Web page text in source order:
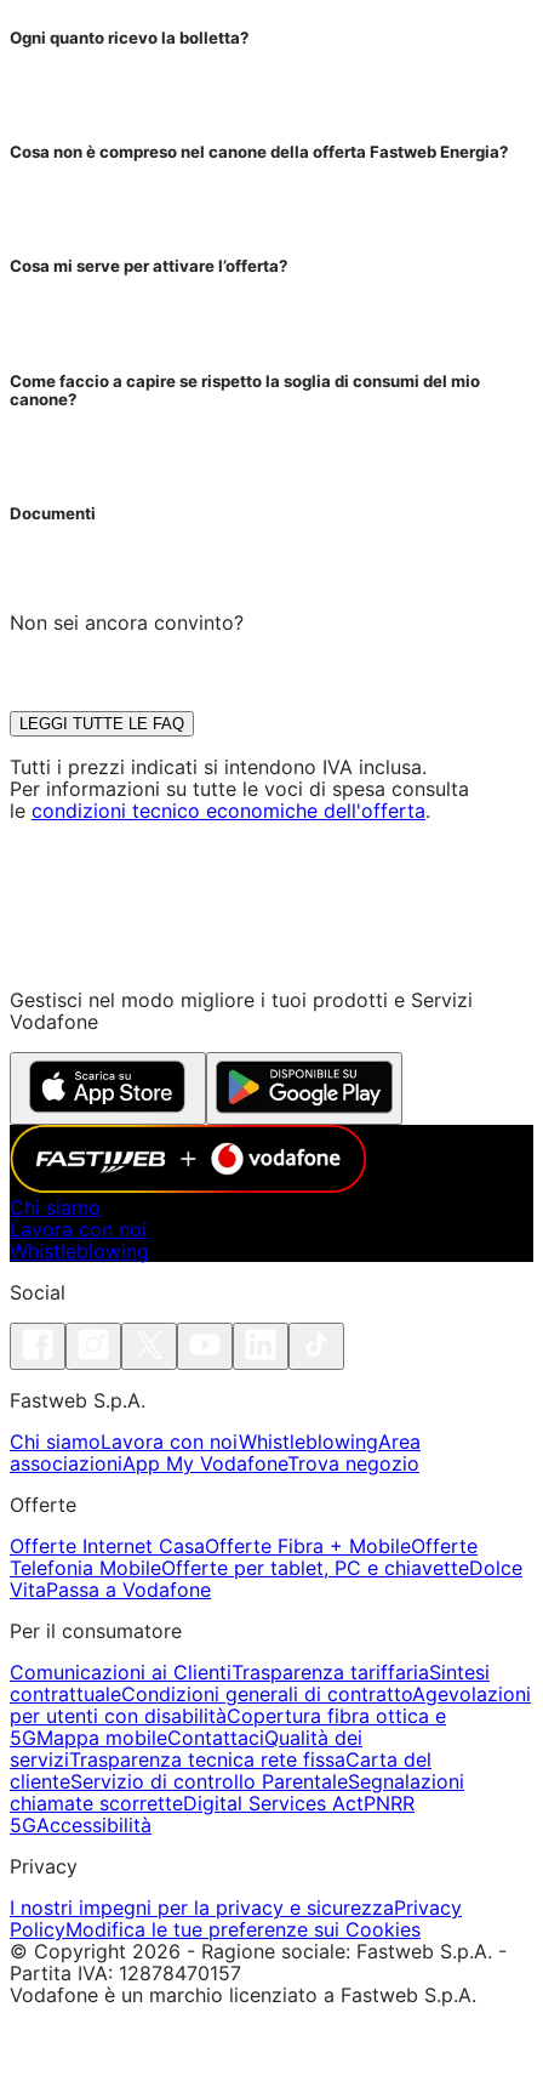
Ogni quanto ricevo la bolletta?
Cosa non è compreso nel canone della offerta Fastweb Energia?
Cosa mi serve per attivare l’offerta?
Come faccio a capire se rispetto la soglia di consumi del mio
canone?
Documenti
Non sei ancora convinto?
LEGGI TUTTE LE FAQ
Tutti i prezzi indicati si intendono IVA inclusa.
Per informazioni su tutte le voci di spesa consulta
le condizioni tecnico economiche dell'offerta.
Gestisci nel modo migliore i tuoi prodotti e Servizi
Vodafone
Chi siamo
Lavora con noi
Whistleblowing
Social
Fastweb S.p.A.
Chi siamoLavora con noiWhistleblowingArea
associazioniApp My VodafoneTrova negozio
Offerte
Offerte Internet CasaOfferte Fibra + MobileOfferte
Telefonia MobileOfferte per tablet, PC e chiavetteDolce
VitaPassa a Vodafone
Per il consumatore
Comunicazioni ai ClientiTrasparenza tariffariaSintesi
contrattualeCondizioni generali di contrattoAgevolazioni
per utenti con disabilitàCopertura fibra ottica e
5GMappa mobileContattaciQualità dei
serviziTrasparenza tecnica rete fissaCarta del
clienteServizio di controllo ParentaleSegnalazioni
chiamate scorretteDigital Services ActPNRR
5GAccessibilità
Privacy
I nostri impegni per la privacy e sicurezzaPrivacy
PolicyModifica le tue preferenze sui Cookies
© Copyright 2026 - Ragione sociale: Fastweb S.p.A. -
Partita IVA: 12878470157
Vodafone è un marchio licenziato a Fastweb S.p.A.